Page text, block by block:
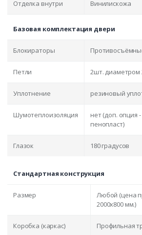
Отделка внутри Винилискожа
Базовая комплектация двери
Блокираторы
Петли 2шт. диаметром
Уплотнение резиновый
Шумотеплоизоляция
нет (доп. опция
пенопласт)
Глазок 180 градусов
Стандартная конструкция
Размер
Любой (цена
2000x800 мм.)
Коробка (каркас) Профильная